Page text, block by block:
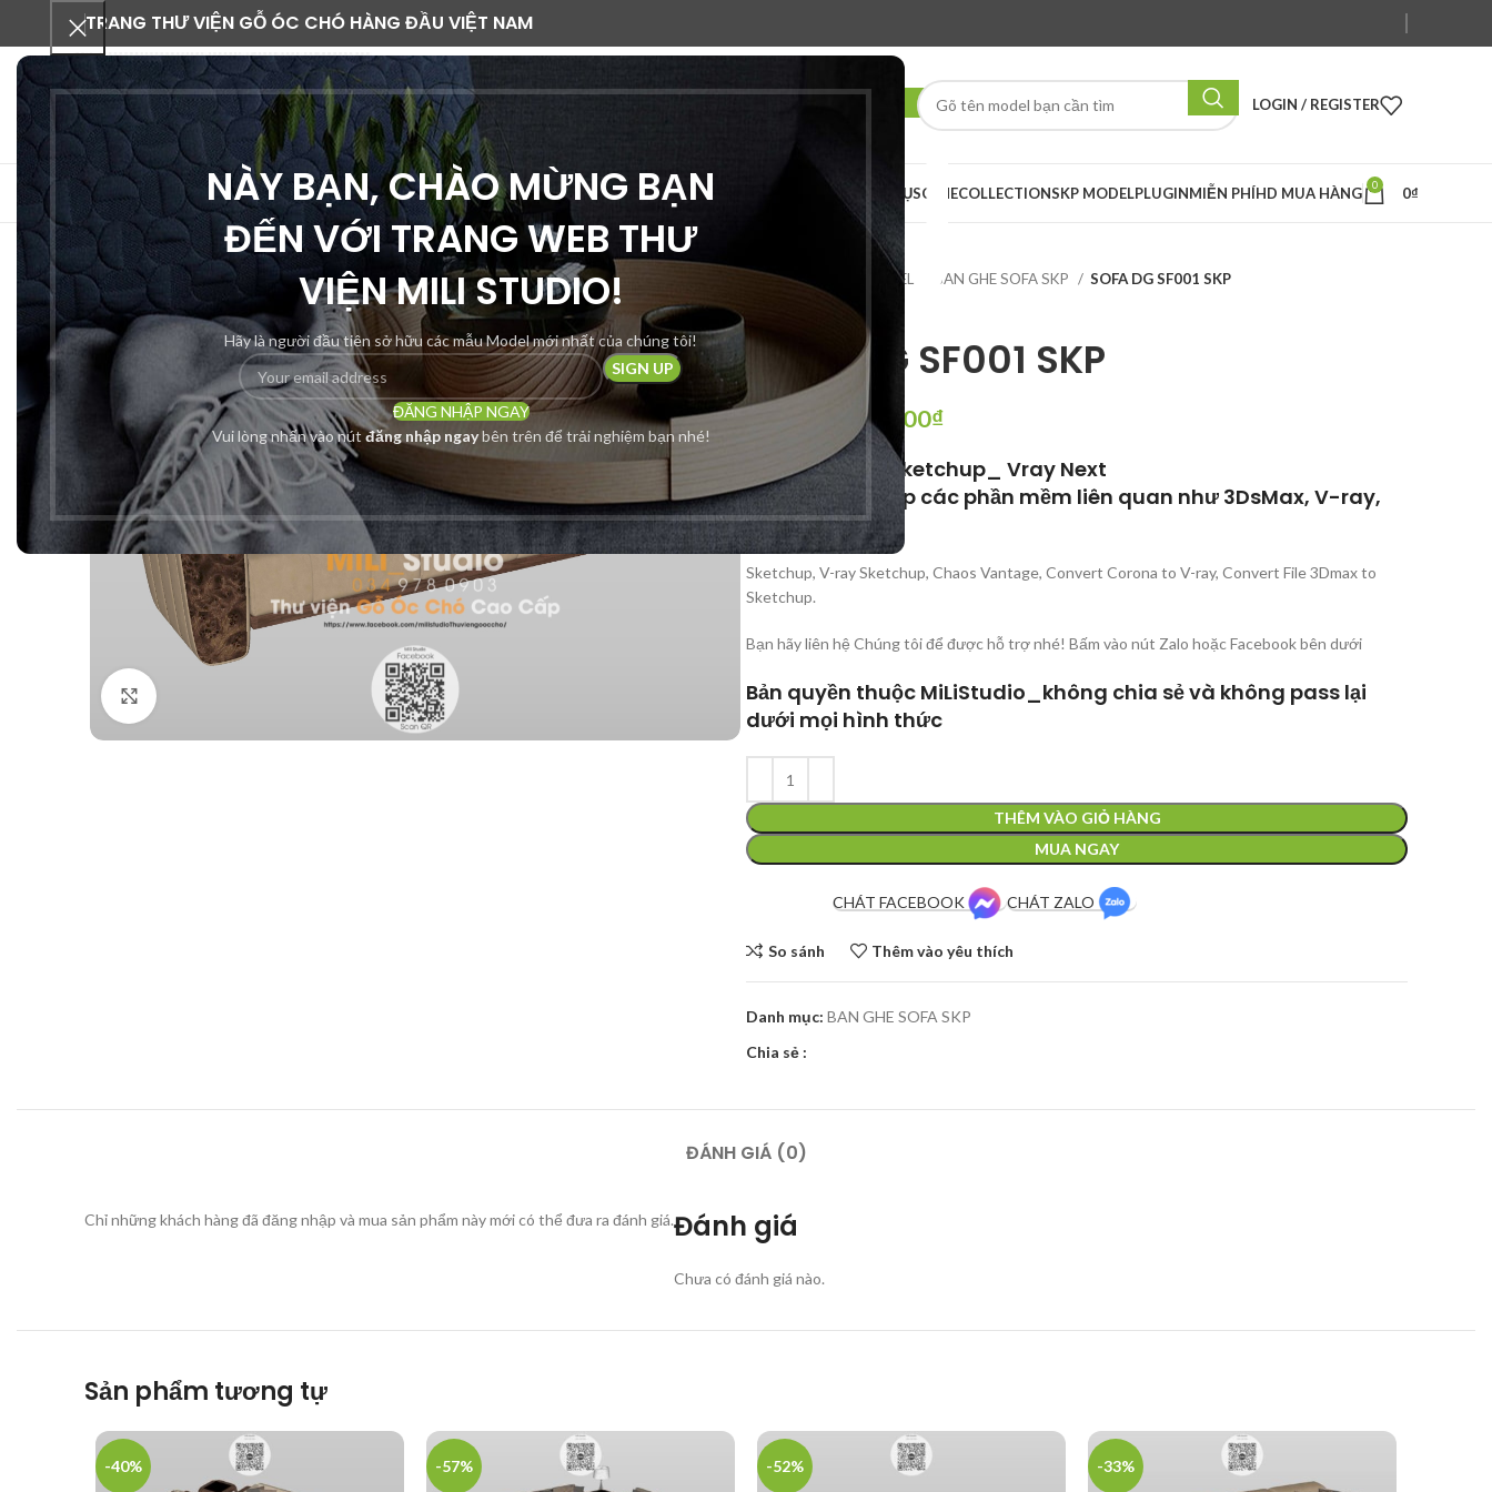
NÀY BẠN, CHÀO MỪNG BẠN
ĐẾN VỚI TRANG WEB THƯ
VIỆN MILI STUDIO!
Hãy là người đầu tiên sở hữu các mẫu Model mới nhất của chúng tôi!
ĐĂNG NHẬP NGAY
Vui lòng nhấn vào nútđăng nhập ngaybên trên để trải nghiệm bạn nhé!
TRANG THƯ VIỆN GỖ ÓC CHÓ HÀNG ĐẦU VIỆT NAM
LOGIN / REGISTER
DANH MỤC SẢN PHẨM AI RENDER DỊCH VỤSCENECOLLECTIONSKP MODELPLUGINMIỄN PHÍHD MUA HÀNG 0 0₫
-43%
Trang chủ SKP MODEL BAN GHE SOFA SKP SOFA DG SF001 SKP
SOFA DG SF001 SKP
200,000₫
***Định dạng: Sketchup_ Vray Next
Cần hỗ trợ Setup các phần mềm liên quan như 3DsMax, V-ray,
Corona Render,
Sketchup, V-ray Sketchup, Chaos Vantage, Convert Corona to V-ray, Convert File 3Dmax to
Sketchup.
Bạn hãy liên hệ Chúng tôi để được hỗ trợ nhé! Bấm vào nút Zalo hoặc Facebook bên dưới
Bản quyền thuộc MiLiStudio_không chia sẻ và không pass lại
dưới mọi hình thức
THÊM VÀO GIỎ HÀNG
MUA NGAY
CHÁT FACEBOOK CHÁT ZALO
So sánh Thêm vào yêu thích
Danh mục: BAN GHE SOFA SKP
Chia sẻ :
ĐÁNH GIÁ (0)
Đánh giá
Chưa có đánh giá nào.
Chỉ những khách hàng đã đăng nhập và mua sản phẩm này mới có thể đưa ra đánh giá.
Sản phẩm tương tự
-40% -57% -52% -33%